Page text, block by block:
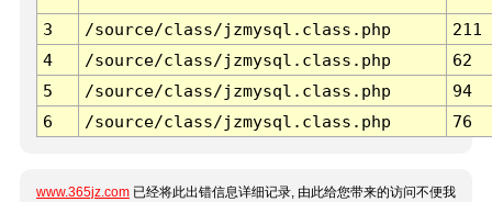
3 /source/class/jzmysql.class.php
211
4
/source/class/jzmysql.class.php
62
5
/source/class/jzmysql.class.php
94
6
/source/class/jzmysql.class.php 76
www.365jz.com 已经将此出错信息详细记录, 由此给您带来的访问不便我